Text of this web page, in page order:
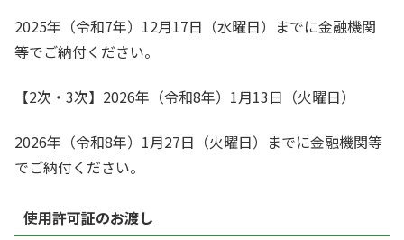
2025年（令和7年）12月17日（水曜日）までに金融機関
等でご納付ください。
【2次・3次】2026年（令和8年）1月13日（火曜日）
2026年（令和8年）1月27日（火曜日）までに金融機関等
でご納付ください。
使用許可証のお渡し